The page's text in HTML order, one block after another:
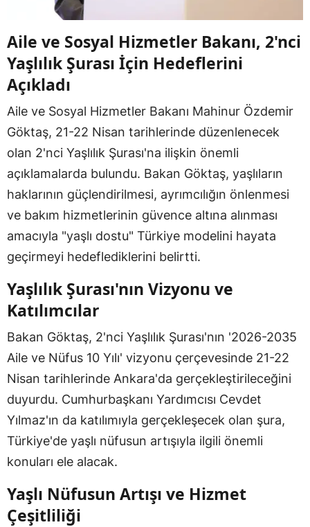
Aile ve Sosyal Hizmetler Bakanı, 2'nci
Yaşlılık Şurası İçin Hedeflerini
Açıkladı
Aile ve Sosyal Hizmetler Bakanı Mahinur Özdemir
Göktaş, 21-22 Nisan tarihlerinde düzenlenecek
olan 2'nci Yaşlılık Şurası'na ilişkin önemli
açıklamalarda bulundu. Bakan Göktaş, yaşlıların
haklarının güçlendirilmesi, ayrımcılığın önlenmesi
ve bakım hizmetlerinin güvence altına alınması
amacıyla "yaşlı dostu" Türkiye modelini hayata
geçirmeyi hedeflediklerini belirtti.
Yaşlılık Şurası'nın Vizyonu ve
Katılımcılar
Bakan Göktaş, 2'nci Yaşlılık Şurası'nın '2026-2035
Aile ve Nüfus 10 Yılı' vizyonu çerçevesinde 21-22
Nisan tarihlerinde Ankara'da gerçekleştirileceğini
duyurdu. Cumhurbaşkanı Yardımcısı Cevdet
Yılmaz'ın da katılımıyla gerçekleşecek olan şura,
Türkiye'de yaşlı nüfusun artışıyla ilgili önemli
konuları ele alacak.
Yaşlı Nüfusun Artışı ve Hizmet
Çeşitliliği